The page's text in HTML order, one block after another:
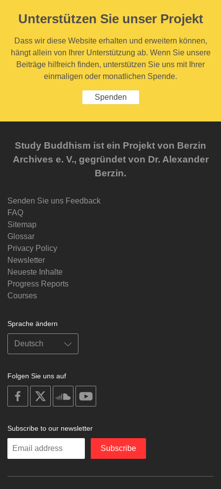
Unterstützen Sie unser Projekt
Dass wir diese Website erhalten und erweitern können,
hängt allein von Ihrer Unterstützung ab. Wenn Sie unsere
Beiträge hilfreich finden, unterstützen Sie uns mit Ihrer
einmaligen oder monatlichen Spende.
Spenden
Study Buddhism ist ein Projekt von Berzin
Archives e. V., gegründet von Dr. Alexander
Berzin.
Senden Sie uns Feedback
FAQ
Sitemap
Glossar
Privacy Policy
Newsletter
Neueste Inhalte
Progress Reports
Courses
Sprache ändern
Folgen Sie uns auf
on
facebook
soundcloud
Subscribe to our newsletter
Enter
Subscribe